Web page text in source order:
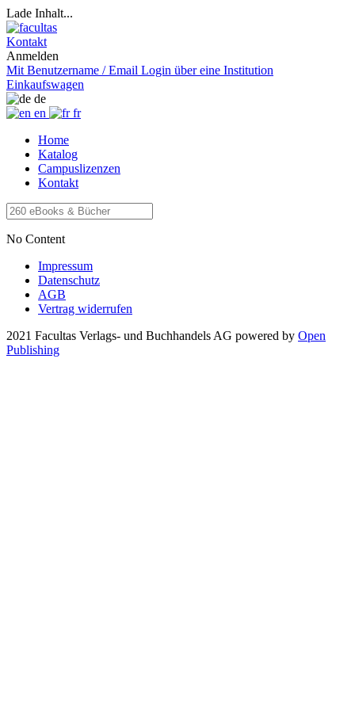
Lade Inhalt...
Kontakt
Anmelden
Mit Benutzername / Email Login über eine Institution
Einkaufswagen
de
en
fr
Home
Katalog
Campuslizenzen
Kontakt
No Content
Impressum
Datenschutz
AGB
Vertrag widerrufen
2021 Facultas Verlags- und Buchhandels AG powered by Open
Publishing